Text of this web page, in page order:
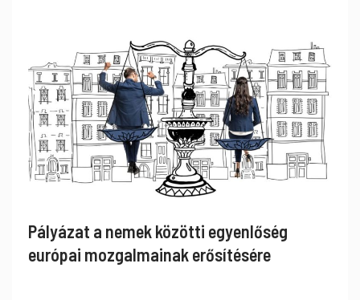
Pályázat a nemek közötti egyenlőség
európai mozgalmainak erősítésére